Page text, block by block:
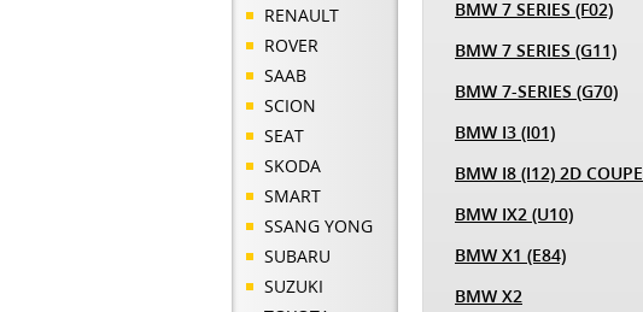
RENAULT
ROVER
SAAB
SCION
SEAT
SKODA
SMART
SSANG YONG
SUBARU
SUZUKI
BMW 7 SERIES (F02)
BMW 7 SERIES (G11)
BMW 7-SERIES (G70)
BMW I3 (I01)
BMW I8 (I12) 2D COUPE
BMW IX2 (U10)
BMW X1 (E84)
BMW X2